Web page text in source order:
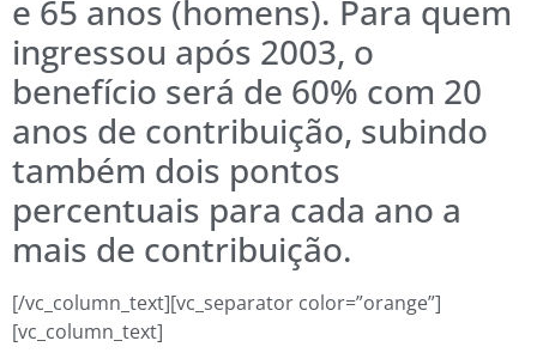
e 65 anos (homens). Para quem
ingressou após 2003, o
benefício será de 60% com 20
anos de contribuição, subindo
também dois pontos
percentuais para cada ano a
mais de contribuição.
[/vc_column_text][vc_separator color=”orange”]
[vc_column_text]